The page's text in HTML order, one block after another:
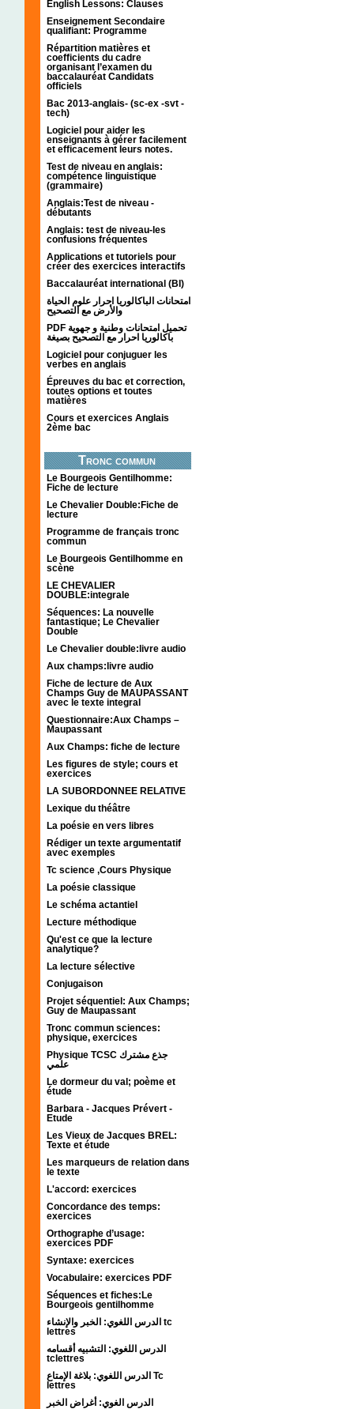
English Lessons: Clauses
Enseignement Secondaire
qualifiant: Programme
Répartition matières et
coefficients du cadre
organisant l’examen du
baccalauréat Candidats
officiels
Bac 2013-anglais- (sc-ex -svt -
tech)
Logiciel pour aider les
enseignants à gérer facilement
et efficacement leurs notes.
Test de niveau en anglais:
compétence linguistique
(grammaire)
Anglais:Test de niveau -
débutants
Anglais: test de niveau-les
confusions fréquentes
Applications et tutoriels pour
créer des exercices interactifs
Baccalauréat international (BI)
امتحانات الباكالوريا احرار علوم الحياة
والأرض مع التصحيح
PDF تحميل امتحانات وطنية و جهوية
باكالوريا احرار مع التصحيح بصيغة
Logiciel pour conjuguer les
verbes en anglais
Épreuves du bac et correction,
toutes options et toutes
matières
Cours et exercices Anglais
2ème bac
Tronc commun
Le Bourgeois Gentilhomme:
Fiche de lecture
Le Chevalier Double:Fiche de
lecture
Programme de français tronc
commun
Le Bourgeois Gentilhomme en
scène
LE CHEVALIER
DOUBLE:integrale
Séquences: La nouvelle
fantastique; Le Chevalier
Double
Le Chevalier double:livre audio
Aux champs:livre audio
Fiche de lecture de Aux
Champs Guy de MAUPASSANT
avec le texte integral
Questionnaire:Aux Champs –
Maupassant
Aux Champs: fiche de lecture
Les figures de style; cours et
exercices
LA SUBORDONNEE RELATIVE
Lexique du théâtre
La poésie en vers libres
Rédiger un texte argumentatif
avec exemples
Tc science ,Cours Physique
La poésie classique
Le schéma actantiel
Lecture méthodique
Qu'est ce que la lecture
analytique?
La lecture sélective
Conjugaison
Projet séquentiel: Aux Champs;
Guy de Maupassant
Tronc commun sciences:
physique, exercices
Physique TCSC جذع مشترك
علمي
Le dormeur du val; poème et
étude
Barbara - Jacques Prévert -
Etude
Les Vieux de Jacques BREL:
Texte et étude
Les marqueurs de relation dans
le texte
L'accord: exercices
Concordance des temps:
exercices
Orthographe d’usage:
exercices PDF
Syntaxe: exercices
Vocabulaire: exercices PDF
Séquences et fiches:Le
Bourgeois gentilhomme
الدرس اللغوي: الخبر والإنشاء tc
lettres
الدرس اللغوي: التشبيه أقسامه
tclettres
الدرس اللغوي: بلاغة الإمتاع Tc
lettres
الدرس الغوي: أغراض الخبر